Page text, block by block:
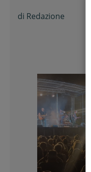
Nicola Musiani
di Redazione